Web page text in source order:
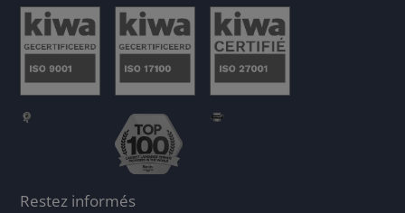
Restez informés